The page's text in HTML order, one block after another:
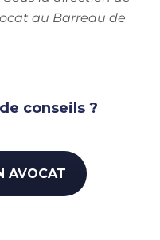
au Barreau de
conseils ?
AVOCAT